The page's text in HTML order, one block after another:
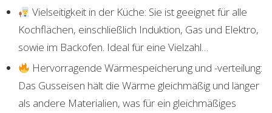
Vielseitigkeit in der Küche: Sie ist geeignet für alle
Kochflächen, einschließlich Induktion, Gas und Elektro,
sowie im Backofen. Ideal für eine Vielzahl…
Hervorragende Wärmespeicherung und -verteilung:
Das Gusseisen hält die Wärme gleichmäßig und länger
als andere Materialien, was für ein gleichmäßiges